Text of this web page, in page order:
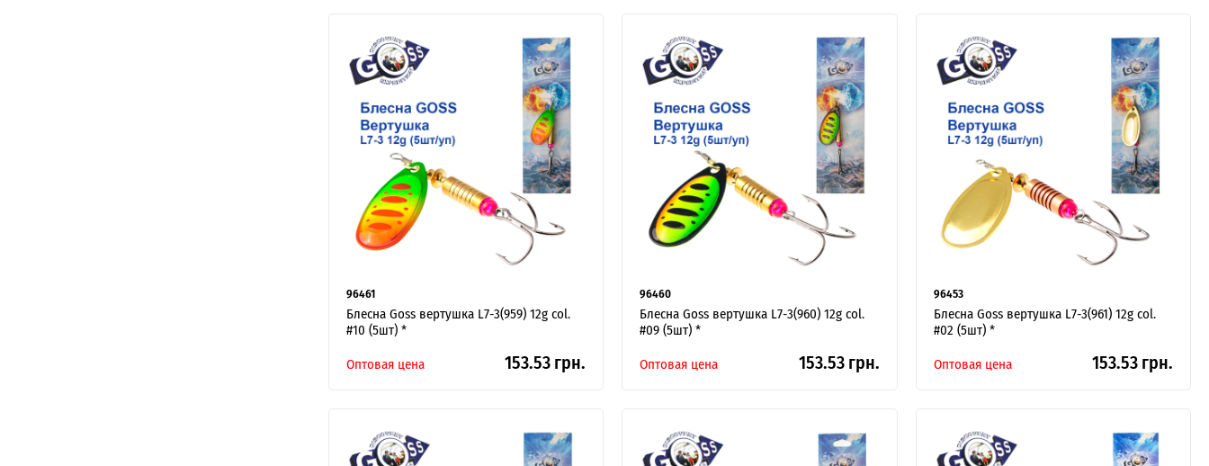
96461
Блесна Goss вертушка L7-3(959) 12g col.
#10 (5шт) *
Оптовая цена
153.53 грн.
96460
Блесна Goss вертушка L7-3(960) 12g col.
#09 (5шт) *
Оптовая цена
153.53 грн.
96453
Блесна Goss вертушка L7-3(961) 12g col.
#02 (5шт) *
Оптовая цена
153.53 грн.